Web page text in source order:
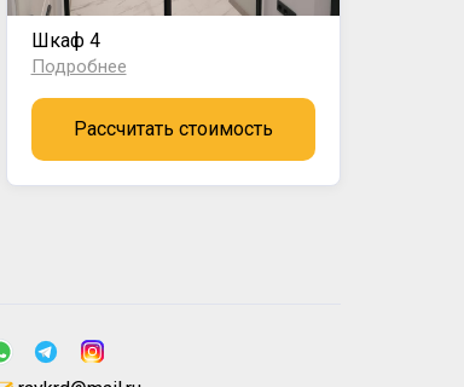
Шкаф 4
Подробнее
Рассчитать стоимость